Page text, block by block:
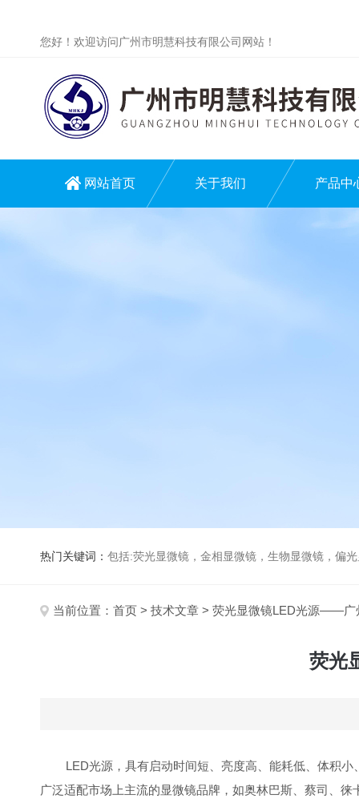
您好！欢迎访问广州市明慧科技有限公司网站！
网站首页 关于我们 产品中
热门关键词： 包括:荧光显微镜，金相显微镜，生物显微镜，偏
当前位置： 首页 > 技术文章 > 荧光显微镜LED光源——广
荧光
LED光源，具有启动时间短、亮度高、能耗低、体积
广泛适配市场上主流的显微镜品牌，如奥林巴斯、蔡司、